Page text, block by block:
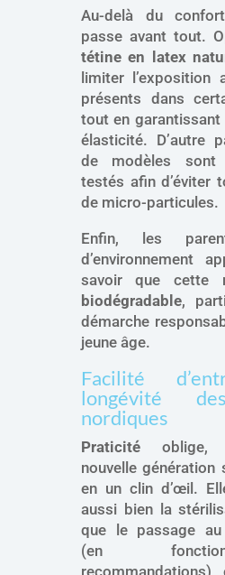
Au-delà du
passe avant tout.
tétine en latex
limiter l’exposition
présents dans
tout en garantissant
élasticité. D’autre
de modèles sont
testés afin d’éviter
de micro-particules.
Enfin, les
d’environnement
savoir que cette
biodégradable,
démarche
jeune âge.
Facilité
longévité
nordiques
Praticitéoblige,
nouvelle génération
en un clin d’œil.
aussi bien la
que le passage au
(en